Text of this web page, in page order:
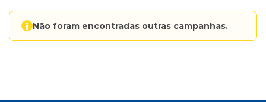
Não foram encontradas outras campanhas.